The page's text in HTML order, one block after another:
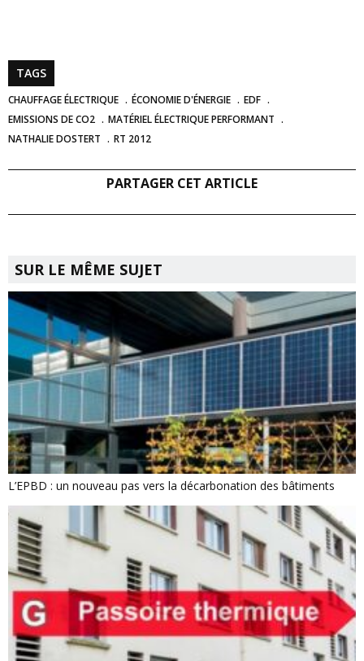
TAGS
CHAUFFAGE ÉLECTRIQUE ÉCONOMIE D'ÉNERGIE
EDF
EMISSIONS DE CO2
MATÉRIEL ÉLECTRIQUE PERFORMANT
NATHALIE DOSTERT
RT 2012
PARTAGER CET ARTICLE
SUR LE MÊME SUJET
L’EPBD : un nouveau pas vers la décarbonation des bâtiments